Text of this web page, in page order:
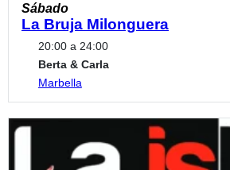
Sábado
La Bruja Milonguera
20:00 a 24:00
Berta & Carla
Marbella